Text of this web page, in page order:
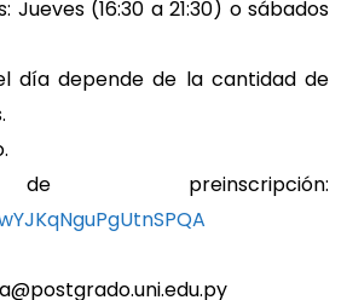
Jueves (16:30 a 21:30) o sábados
día depende de la cantidad de
preinscripción: